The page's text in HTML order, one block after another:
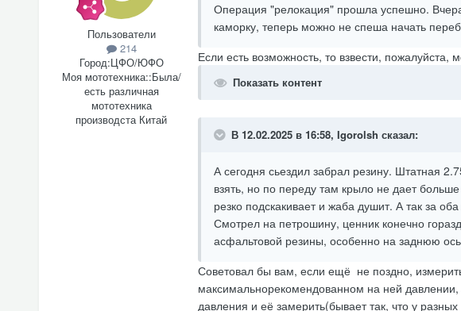
Пользователи
214
Город:ЦФО/ЮФО
Моя мототехника::Была/
есть различная
мототехника
производста Китай
Операция "релокация" прошла успешно.
каморку, теперь можно не спеша начать
Если есть возможность, то взвести, пожалуйста,
Показать контент
В 12.02.2025 в 16:58, Igorolsh сказал:
А сегодня сьездил забрал резину. Штатная
взять, но по переду там крыло не дает
резко подскакивает и жаба душит. А так за
Смотрел на петрошину, ценник конечно
асфальтовой резины, особенно на заднюю
Советовал бы вам, если ещё не поздно,
максимальнорекомендованном на ней
давления и её замерить(бывает так, что у